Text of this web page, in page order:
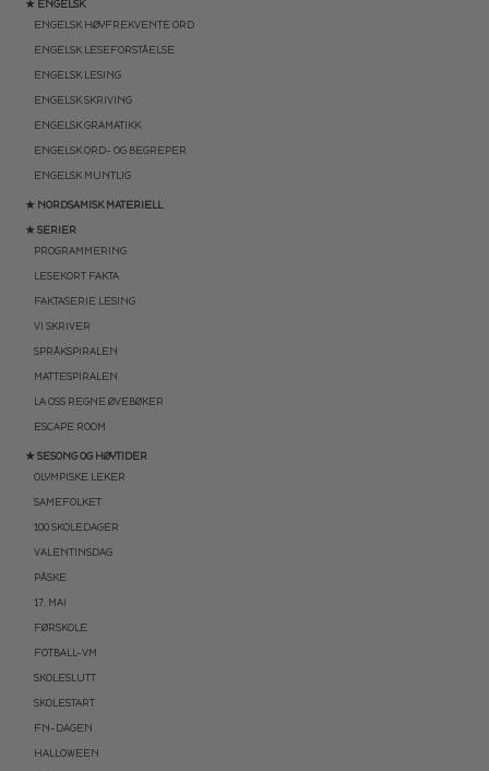
★ ENGELSK
ENGELSK HØYFREKVENTE ORD
ENGELSK LESEFORSTÅELSE
ENGELSK LESING
ENGELSK SKRIVING
ENGELSK GRAMATIKK
ENGELSK ORD- OG BEGREPER
ENGELSK MUNTLIG
★ NORDSAMISK MATERIELL
★ SERIER
PROGRAMMERING
LESEKORT FAKTA
FAKTASERIE LESING
VI SKRIVER
SPRÅKSPIRALEN
MATTESPIRALEN
LA OSS REGNE ØVEBØKER
ESCAPE ROOM
★ SESONG OG HØYTIDER
OLYMPISKE LEKER
SAMEFOLKET
100 SKOLEDAGER
VALENTINSDAG
PÅSKE
17. MAI
FØRSKOLE
FOTBALL-VM
SKOLESLUTT
SKOLESTART
FN-DAGEN
HALLOWEEN